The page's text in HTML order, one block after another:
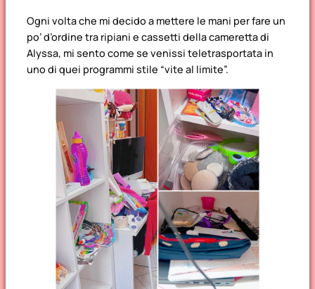
Ogni volta che mi decido a mettere le mani per fare un
po’ d’ordine tra ripiani e cassetti della cameretta di
Alyssa, mi sento come se venissi teletrasportata in
uno di quei programmi stile “vite al limite”.